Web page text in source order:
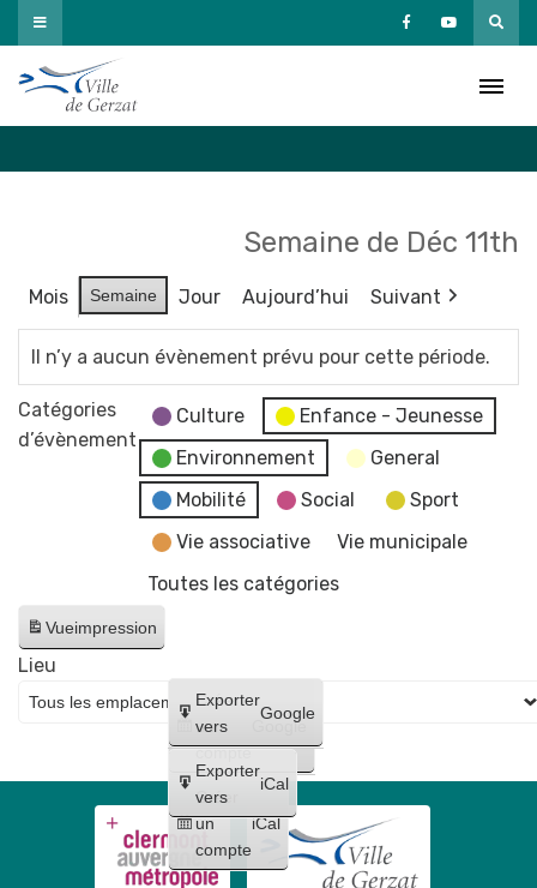
Passer
au
contenu
Semaine de Déc 11th
Mois Semaine Jour Aujourd’hui Suivant
Il n’y a aucun évènement prévu pour cette période.
Catégories
d’évènement
Culture
Enfance - Jeunesse
Environnement
General
Mobilité
Social
Sport
Vie associative
Vie municipale
Toutes les catégories
Vueimpression
Créer
un
compte
Google
Créer
un
compte
iCal
Exporter
vers
Google
Exporter
vers
iCal
Lieu